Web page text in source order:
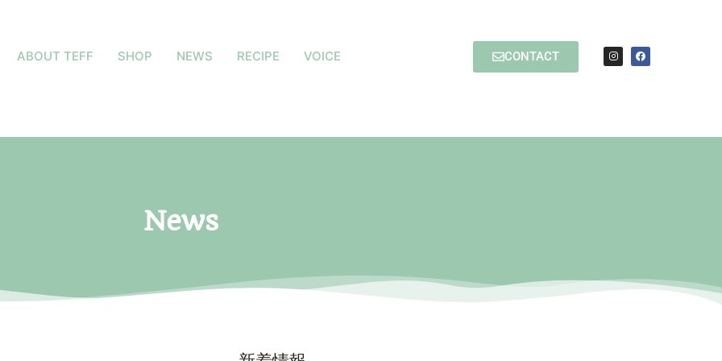
ABOUT TEFF SHOP NEWS RECIPE VOICE CONTACT
News